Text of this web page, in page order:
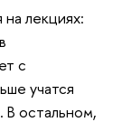
лекциях:
с
учатся
В остальном,